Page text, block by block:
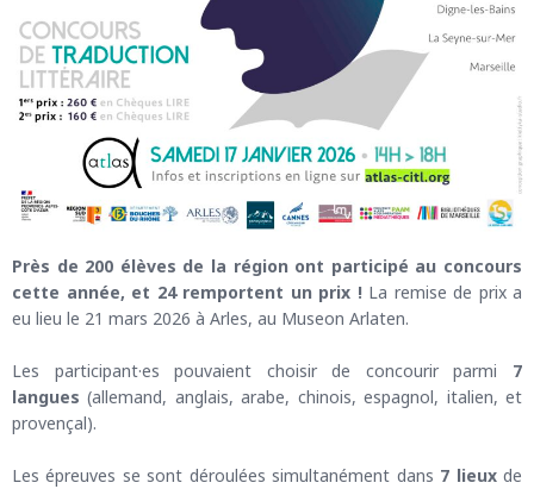
Près de 200 élèves de la région ont participé au concours
cette année, et 24 remportent un prix ! La remise de prix a
eu lieu le 21 mars 2026 à Arles, au Museon Arlaten.
Les participant·es pouvaient choisir de concourir parmi 7
langues (allemand, anglais, arabe, chinois, espagnol, italien, et
provençal).
Les épreuves se sont déroulées simultanément dans 7 lieuxde